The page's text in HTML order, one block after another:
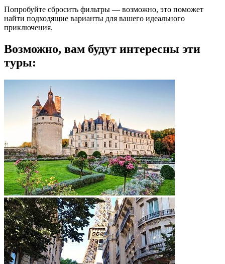
Попробуйте сбросить фильтры — возможно, это поможет
найти подходящие варианты для вашего идеального
приключения.
Возможно, вам будут интересны эти
туры: